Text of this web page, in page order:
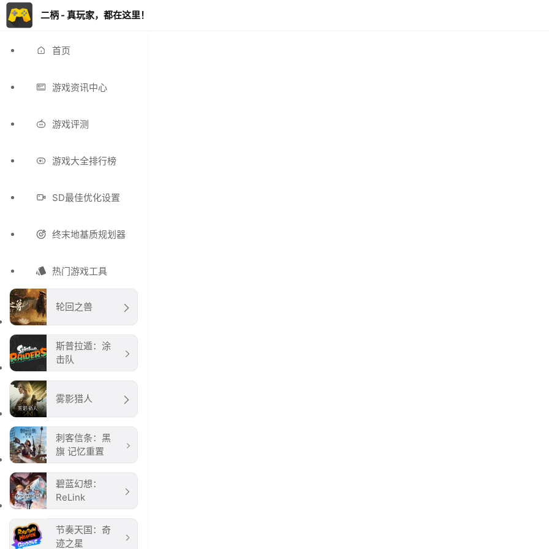
二柄 - 真玩家，都在这里！
首页
游戏资讯中心
游戏评测
游戏大全排行榜
SD最佳优化设置
终末地基质规划器
热门游戏工具
轮回之兽
斯普拉遁：涂
击队
雾影猎人
刺客信条：黑
旗 记忆重置
碧蓝幻想：
ReLink
节奏天国：奇
迹之星